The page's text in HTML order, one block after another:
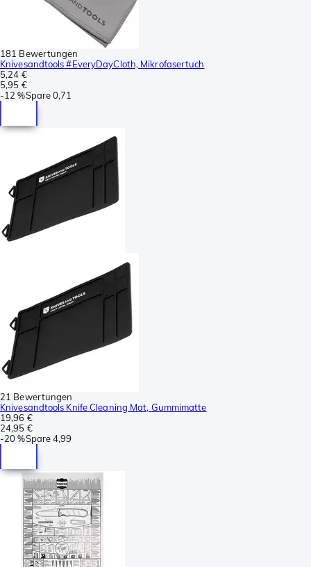
181 Bewertungen
Knivesandtools #EveryDayCloth, Mikrofasertuch
5,24 €
5,95 €
-12 %Spare0,71
21 Bewertungen
Knivesandtools Knife Cleaning Mat, Gummimatte
19,96 €
24,95 €
-20 %Spare4,99